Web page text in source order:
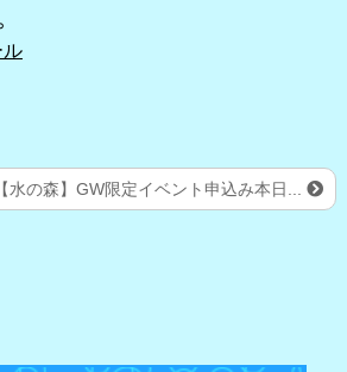
ル
【水の森】GW限定イベント申込み本日...